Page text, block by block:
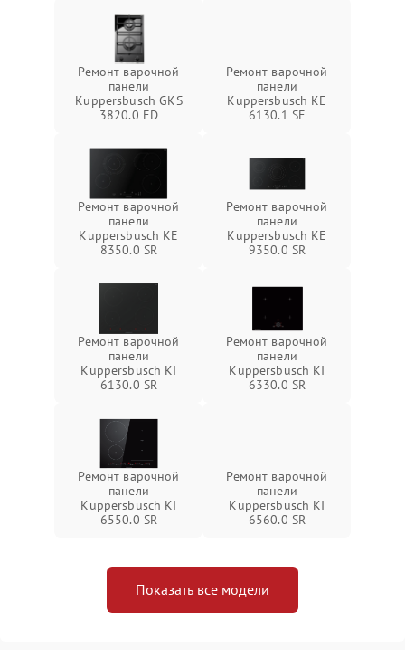
Ремонт варочной
панели
Kuppersbusch GKS
3820.0 ED
Ремонт варочной
панели
Kuppersbusch KE
6130.1 SE
Ремонт варочной
панели
Kuppersbusch KE
8350.0 SR
Ремонт варочной
панели
Kuppersbusch KE
9350.0 SR
Ремонт варочной
панели
Kuppersbusch KI
6130.0 SR
Ремонт варочной
панели
Kuppersbusch KI
6330.0 SR
Ремонт варочной
панели
Kuppersbusch KI
6550.0 SR
Ремонт варочной
панели
Kuppersbusch KI
6560.0 SR
Показать все модели